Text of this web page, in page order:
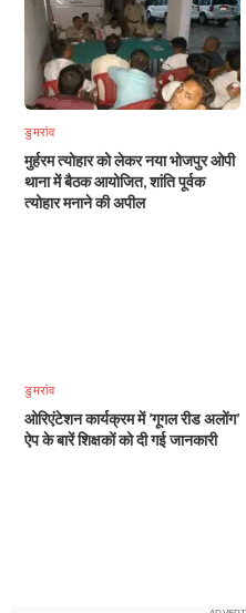
डुमरांव
मुर्हरम त्योहार को लेकर नया भोजपुर ओपी
थाना में बैठक आयोजित, शांति पूर्वक
त्योहार मनाने की अपील
डुमरांव
ओरिएंटेशन कार्यक्रम में ’गूगल रीड अलोंग’
ऐप के बारें शिक्षकों को दी गई जानकारी